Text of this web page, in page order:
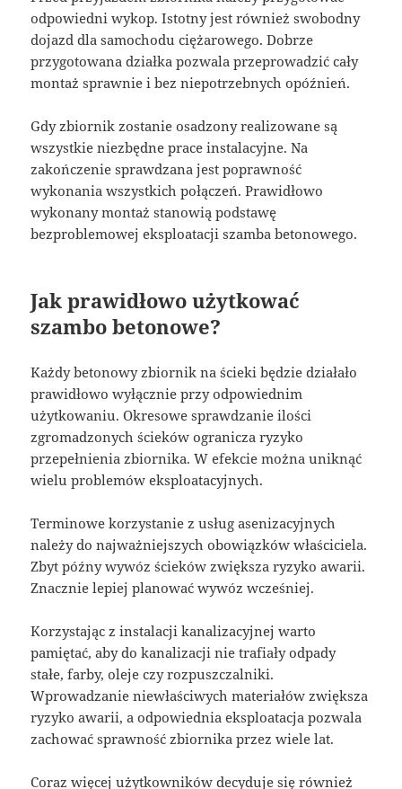
odpowiedni wykop. Istotny jest również swobodny
dojazd dla samochodu ciężarowego. Dobrze
przygotowana działka pozwala przeprowadzić cały
montaż sprawnie i bez niepotrzebnych opóźnień.
Gdy zbiornik zostanie osadzony realizowane są
wszystkie niezbędne prace instalacyjne. Na
zakończenie sprawdzana jest poprawność
wykonania wszystkich połączeń. Prawidłowo
wykonany montaż stanowią podstawę
bezproblemowej eksploatacji szamba betonowego.
Jak prawidłowo użytkować
szambo betonowe?
Każdy betonowy zbiornik na ścieki będzie działało
prawidłowo wyłącznie przy odpowiednim
użytkowaniu. Okresowe sprawdzanie ilości
zgromadzonych ścieków ogranicza ryzyko
przepełnienia zbiornika. W efekcie można uniknąć
wielu problemów eksploatacyjnych.
Terminowe korzystanie z usług asenizacyjnych
należy do najważniejszych obowiązków właściciela.
Zbyt późny wywóz ścieków zwiększa ryzyko awarii.
Znacznie lepiej planować wywóz wcześniej.
Korzystając z instalacji kanalizacyjnej warto
pamiętać, aby do kanalizacji nie trafiały odpady
stałe, farby, oleje czy rozpuszczalniki.
Wprowadzanie niewłaściwych materiałów zwiększa
ryzyko awarii, a odpowiednia eksploatacja pozwala
zachować sprawność zbiornika przez wiele lat.
Coraz więcej użytkowników decyduje się również